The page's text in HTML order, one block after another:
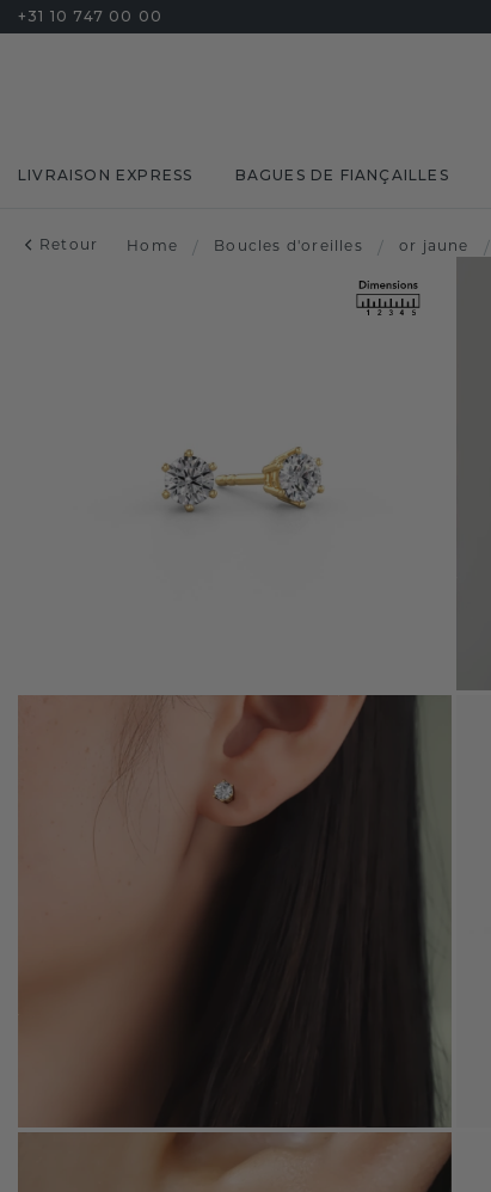
+31 10 747 00 00
LIVRAISON EXPRESS BAGUES DE FIANÇAILLES
Retour Home / Boucles d'oreilles / or jaune /